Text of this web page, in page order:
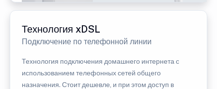
Технология xDSL
Подключение по телефонной линии
Технология подключения домашнего интернета с
использованием телефонных сетей общего
назначения. Стоит дешевле, и при этом доступ в